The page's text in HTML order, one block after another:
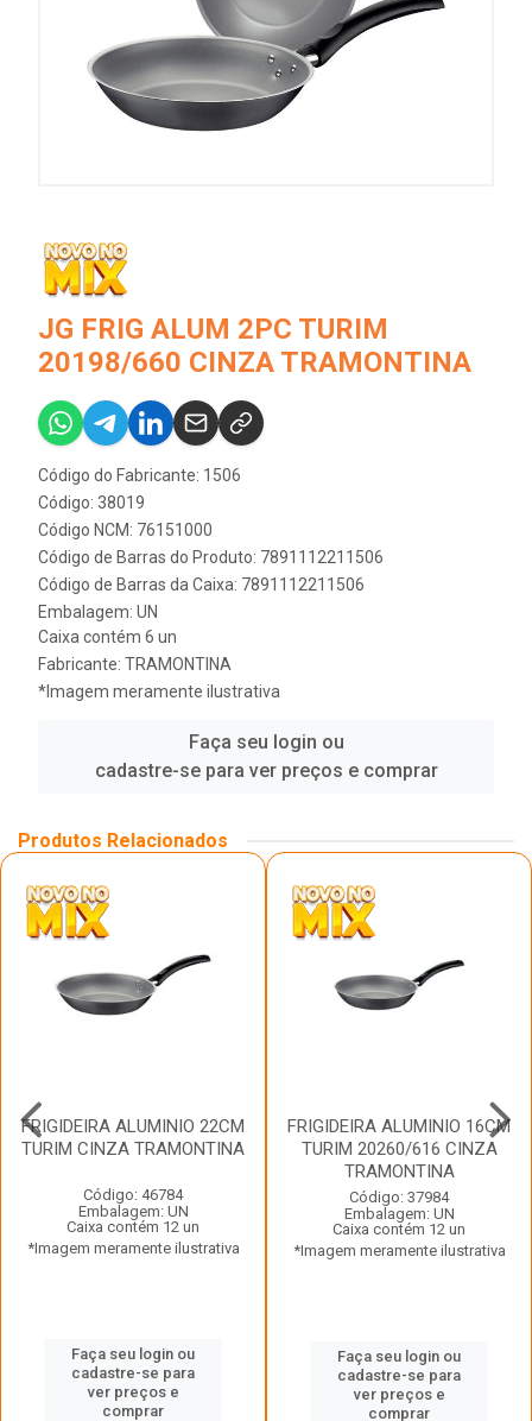
JG FRIG ALUM 2PC TURIM
20198/660 CINZA TRAMONTINA
Código do Fabricante: 1506
Código: 38019
Código NCM: 76151000
Código de Barras do Produto: 7891112211506
Código de Barras da Caixa: 7891112211506
Embalagem: UN
Caixa contém 6 un
Fabricante: TRAMONTINA
*Imagem meramente ilustrativa
Faça seu login ou
cadastre-se para ver preços e comprar
Produtos Relacionados
FRIGIDEIRA ALUMINIO 22CM
TURIM CINZA TRAMONTINA
Código: 46784
Embalagem: UN
Caixa contém 12 un
*Imagem meramente ilustrativa
Faça seu login ou
cadastre-se para
ver preços e
comprar
FRIGIDEIRA ALUMINIO 16CM
TURIM 20260/616 CINZA
TRAMONTINA
Código: 37984
Embalagem: UN
Caixa contém 12 un
*Imagem meramente ilustrativa
Faça seu login ou
cadastre-se para
ver preços e
comprar